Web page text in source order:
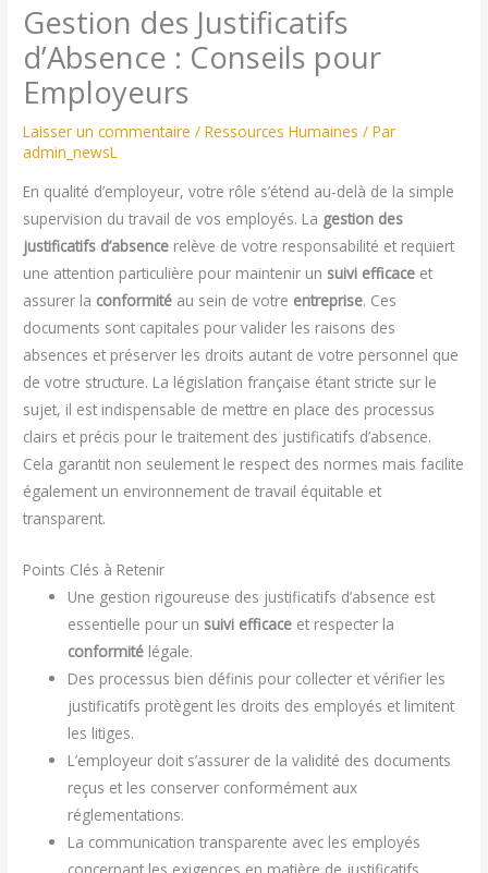
Gestion des Justificatifs
d’Absence : Conseils pour
Employeurs
Laisser un commentaire /Ressources Humaines / Par
admin_newsL
En qualité d’employeur, votre rôle s’étend au-delà de la simple
supervision du travail de vos employés. La gestion des
justificatifs d’absence relève de votre responsabilité et requiert
une attention particulière pour maintenir un suivi efficace et
assurer la conformité au sein de votre entreprise. Ces
documents sont capitales pour valider les raisons des
absences et préserver les droits autant de votre personnel que
de votre structure. La législation française étant stricte sur le
sujet, il est indispensable de mettre en place des processus
clairs et précis pour le traitement des justificatifs d’absence.
Cela garantit non seulement le respect des normes mais facilite
également un environnement de travail équitable et
transparent.
Points Clés à Retenir
Une gestion rigoureuse des justificatifs d’absence est
essentielle pour un suivi efficace et respecter la
conformité légale.
Des processus bien définis pour collecter et vérifier les
justificatifs protègent les droits des employés et limitent
les litiges.
L’employeur doit s’assurer de la validité des documents
reçus et les conserver conformément aux
réglementations.
La communication transparente avec les employés
concernant les exigences en matière de justificatifs